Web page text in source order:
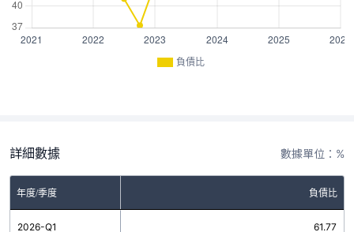
負債比
詳細數據 數據單位：%
年度/季度 負債比
2026-Q1 61.77